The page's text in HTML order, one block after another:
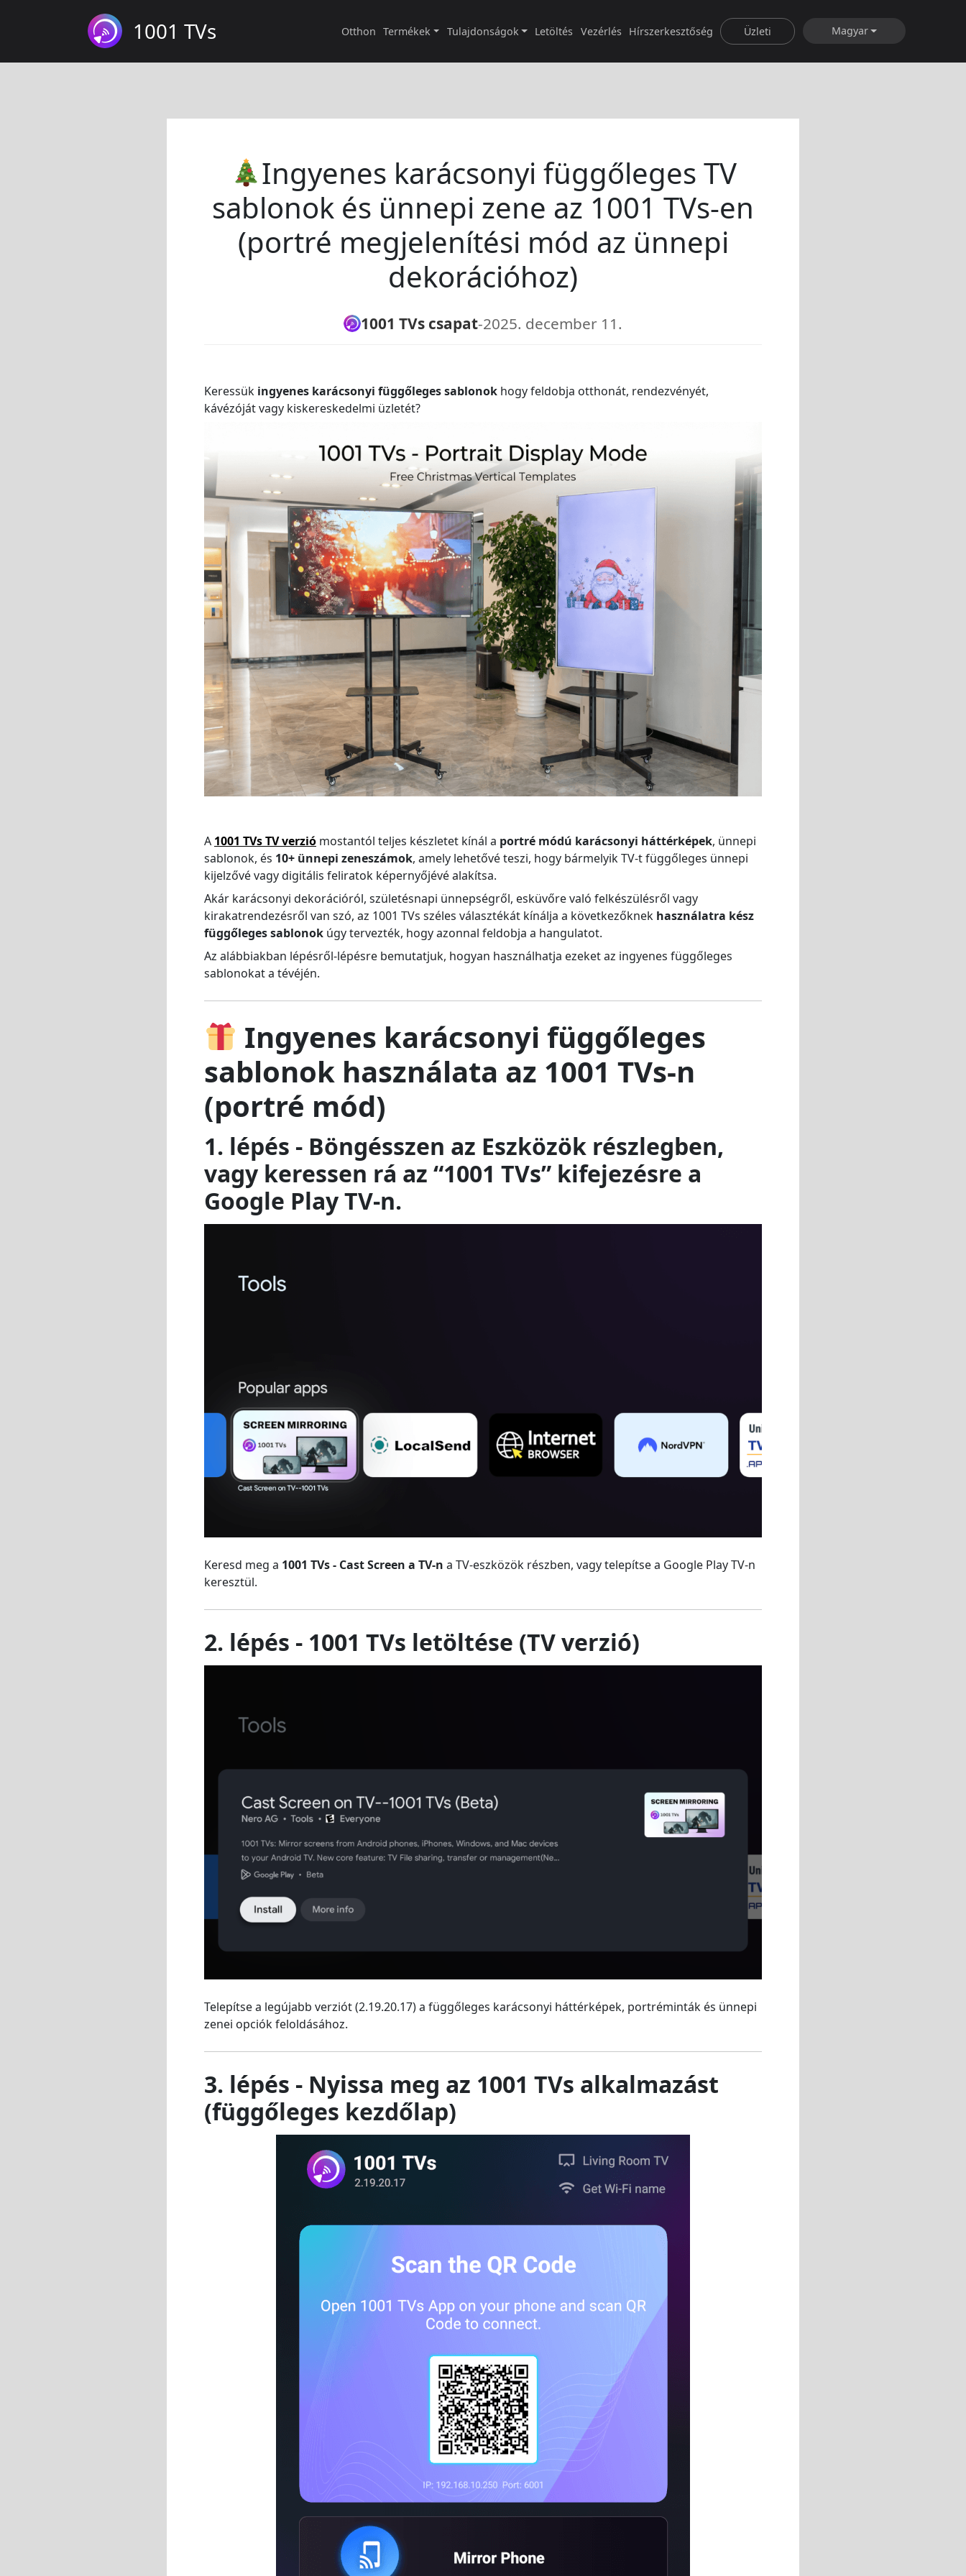
1001 TVs Otthon Termékek Tulajdonságok Letöltés Vezérlés Hírszerkesztőség Üzleti Magyar
Ingyenes karácsonyi függőleges TV
sablonok és ünnepi zene az 1001 TVs-en
(portré megjelenítési mód az ünnepi
dekorációhoz)
1001 TVs csapat-2025. december 11.
Keressük ingyenes karácsonyi függőleges sablonok hogy feldobja otthonát, rendezvényét,
kávézóját vagy kiskereskedelmi üzletét?
A 1001 TVs TV verzió mostantól teljes készletet kínál a portré módú karácsonyi háttérképek, ünnepi
sablonok, és 10+ ünnepi zeneszámok, amely lehetővé teszi, hogy bármelyik TV-t függőleges ünnepi
kijelzővé vagy digitális feliratok képernyőjévé alakítsa.
Akár karácsonyi dekorációról, születésnapi ünnepségről, esküvőre való felkészülésről vagy
kirakatrendezésről van szó, az 1001 TVs széles választékát kínálja a következőknek használatra kész
függőleges sablonok úgy tervezték, hogy azonnal feldobja a hangulatot.
Az alábbiakban lépésről-lépésre bemutatjuk, hogyan használhatja ezeket az ingyenes függőleges
sablonokat a tévéjén.
Ingyenes karácsonyi függőleges
sablonok használata az 1001 TVs-n
(portré mód)
1. lépés - Böngésszen az Eszközök részlegben,
vagy keressen rá az “1001 TVs” kifejezésre a
Google Play TV-n.
Keresd meg a 1001 TVs - Cast Screen a TV-n a TV-eszközök részben, vagy telepítse a Google Play TV-n
keresztül.
2. lépés - 1001 TVs letöltése (TV verzió)
Telepítse a legújabb verziót (2.19.20.17) a függőleges karácsonyi háttérképek, portréminták és ünnepi
zenei opciók feloldásához.
3. lépés - Nyissa meg az 1001 TVs alkalmazást
(függőleges kezdőlap)